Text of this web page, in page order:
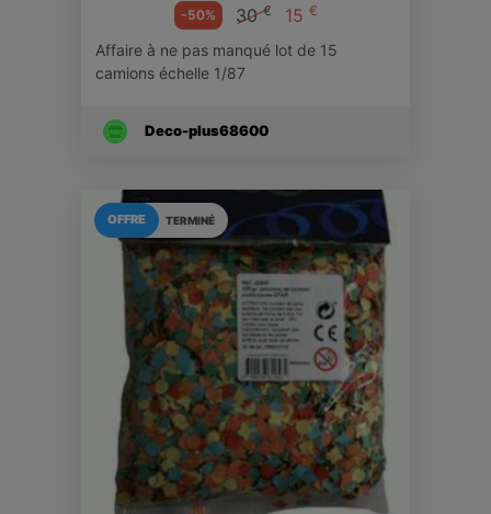
-50% 30€ 15 €
Affaire à ne pas manqué lot de 15
camions échelle 1/87
Deco-plus68600
TERMINÉ
OFFRE